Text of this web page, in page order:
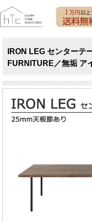
IRON LEG センターテ
FURNITURE／無垢 ア